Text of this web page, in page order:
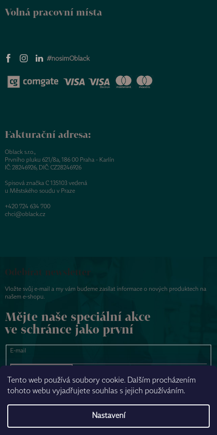
Tento web používá soubory cookie. Dalším procházením
tohoto webu vyjadřujete souhlas s jejich používáním.
Nastavení
Volná pracovní místa
#nosimOblack
Fakturační adresa:
Oblack s.r.o.,
Prvního pluku 621/8a, 186 00 Praha - Karlín
IČ: 28246926, DIČ: CZ28246926
Spisová značka C 135103 vedená
u Městského soudu v Praze
+420 724 634 700
chci@oblack.cz
Odebírat newsletter
Vložte svůj e-mail a my vám budeme zasílat informace o nových produktech na
našem e-shopu.
Mějte naše speciální akce
ve schránce jako první
E-mail
NAPSAT ZPRÁVU